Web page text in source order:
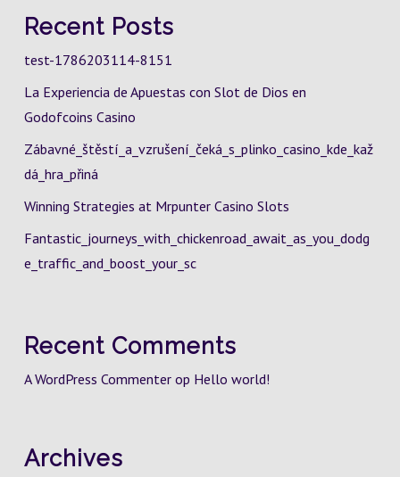
Recent Posts
test-1786203114-8151
La Experiencia de Apuestas con Slot de Dios en
Godofcoins Casino
Zábavné_štěstí_a_vzrušení_čeká_s_plinko_casino_kde_kaž
dá_hra_přiná
Winning Strategies at Mrpunter Casino Slots
Fantastic_journeys_with_chickenroad_await_as_you_dodg
e_traffic_and_boost_your_sc
Recent Comments
A WordPress Commenterop Hello world!
Archives